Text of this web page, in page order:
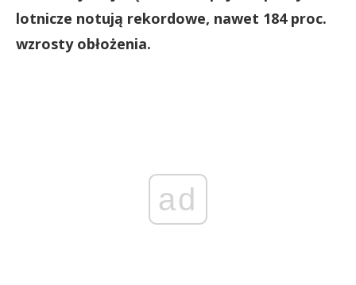
lotnicze notują rekordowe, nawet 184 proc.
wzrosty obłożenia.
ad